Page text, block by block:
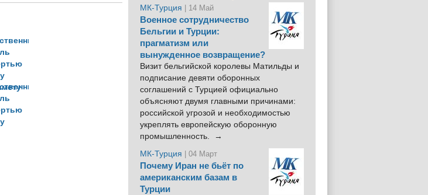
МК-Турция | 14 Май
Военное сотрудничество
Бельгии и Турции:
прагматизм или
вынужденное возвращение?
Визит бельгийской королевы Матильды и
подписание девяти оборонных
соглашений с Турцией официально
объясняют двумя главными причинами:
российской угрозой и необходимостью
укреплять европейскую оборонную
промышленность. →
МК-Турция
| 04 Март
Почему Иран не бьёт по
американским базам в
Турции